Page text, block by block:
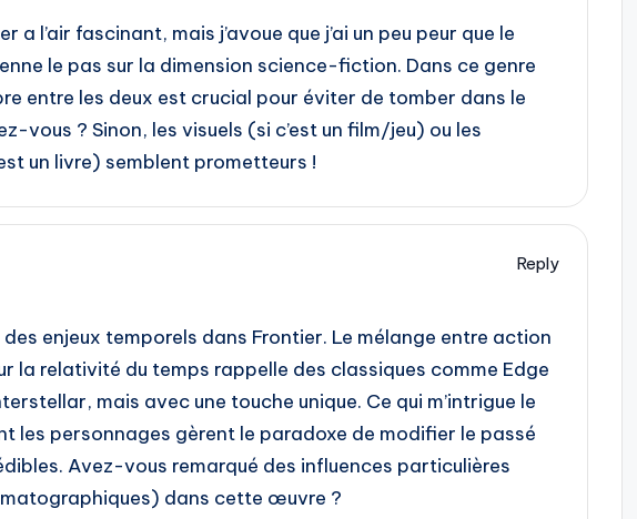
a l’air fascinant, mais j’avoue que j’ai un peu peur que le
le pas sur la dimension science-fiction. Dans ce genre
entre les deux est crucial pour éviter de tomber dans le
vous ? Sinon, les visuels (si c’est un film/jeu) ou les
un livre) semblent prometteurs !
Reply
enjeux temporels dans Frontier. Le mélange entre action
la relativité du temps rappelle des classiques comme Edge
mais avec une touche unique. Ce qui m’intrigue le
les personnages gèrent le paradoxe de modifier le passé
Avez-vous remarqué des influences particulières
dans cette œuvre ?